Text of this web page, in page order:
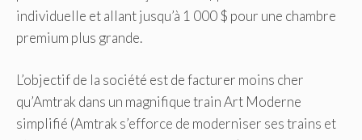
individuelle et allant jusqu’à 1 000 $ pour une chambre
premium plus grande.
L’objectif de la société est de facturer moins cher
qu’Amtrak dans un magnifique train Art Moderne
simplifié (Amtrak s’efforce de moderniser ses trains et